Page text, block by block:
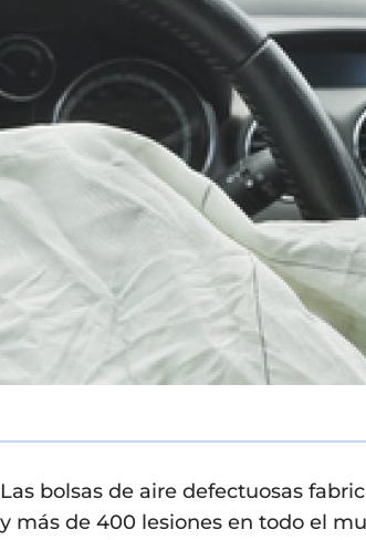
Las bolsas de aire defectuosas
y más de 400 lesiones en todo el